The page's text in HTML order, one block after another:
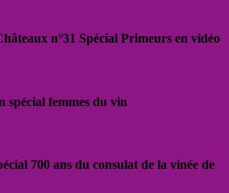
n°31 Spécial Primeurs en vidéo
spécial femmes du vin
700 ans du consulat de la vinée de